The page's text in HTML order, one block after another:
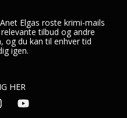
Elgas roste krimi-mails
tilbud og andre
og du kan til enhver tid
igen.
HER